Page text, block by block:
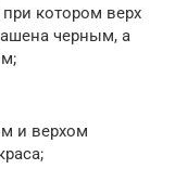
котором верх
черным, а
и верхом